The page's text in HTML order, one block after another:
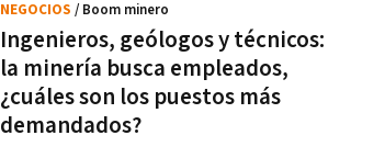
Ingenieros, geólogos y técnicos:
la minería busca empleados,
¿cuáles son los puestos más
demandados?
NEGOCIOS / Boom minero